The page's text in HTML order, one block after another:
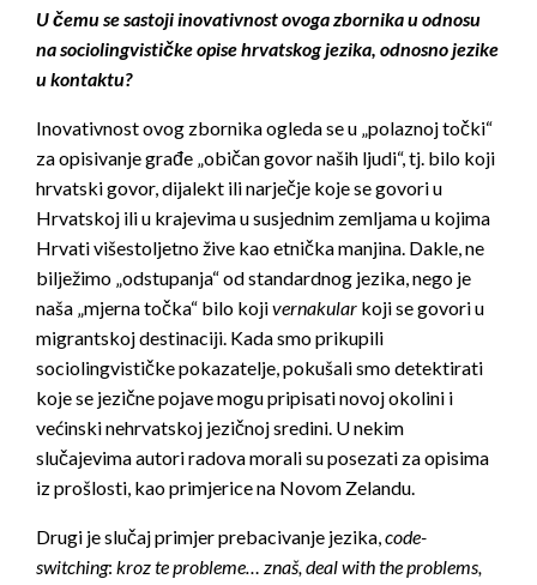
U čemu se sastoji inovativnost ovoga zbornika u odnosu
na sociolingvističke opise hrvatskog jezika, odnosno jezike
u kontaktu?
Inovativnost ovog zbornika ogleda se u „polaznoj točki“
za opisivanje građe „običan govor naših ljudi“, tj. bilo koji
hrvatski govor, dijalekt ili narječje koje se govori u
Hrvatskoj ili u krajevima u susjednim zemljama u kojima
Hrvati višestoljetno žive kao etnička manjina. Dakle, ne
bilježimo „odstupanja“ od standardnog jezika, nego je
naša „mjerna točka“ bilo kojivernakular koji se govori u
migrantskoj destinaciji. Kada smo prikupili
sociolingvističke pokazatelje, pokušali smo detektirati
koje se jezične pojave mogu pripisati novoj okolini i
većinski nehrvatskoj jezičnoj sredini. U nekim
slučajevima autori radova morali su posezati za opisima
iz prošlosti, kao primjerice na Novom Zelandu.
Drugi je slučaj primjer prebacivanje jezika,code-
switching: kroz te probleme… znaš, deal with the problems,